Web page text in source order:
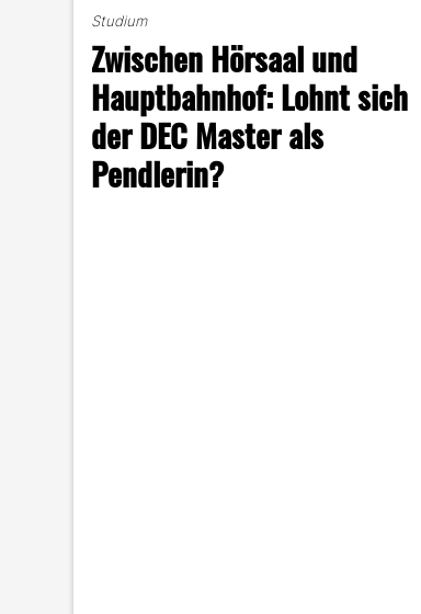
Studium
Zwischen Hörsaal und
Hauptbahnhof: Lohnt sich
der DEC Master als
Pendlerin?